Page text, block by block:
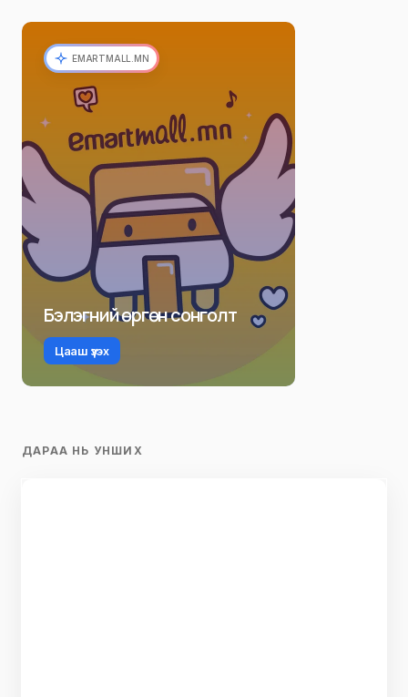
EMARTMALL.MN
Бэлэгний өргөн сонголт
Цааш үзэх
ДАРАА НЬ УНШИХ